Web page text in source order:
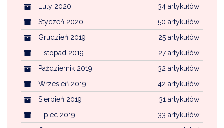
34 artykułów
Luty 2020
50 artykułów
Styczeń 2020
25 artykułów
Grudzień 2019
27 artykułów
Listopad 2019
32 artykułów
Październik 2019
42 artykułów
Wrzesień 2019
31 artykułów
Sierpień 2019
33 artykułów
Lipiec 2019